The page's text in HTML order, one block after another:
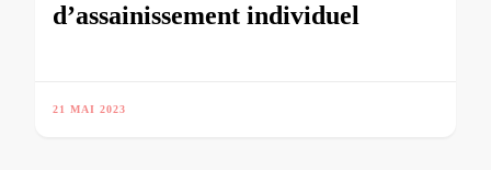
d’assainissement individuel
21 MAI 2023